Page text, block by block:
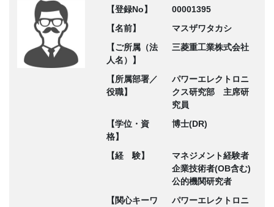
【登録No】
00001395
【名前】
マスザワタカシ
【ご所属（法
人名）】
三菱重工業株式会社
【所属部署／
役職】
パワーエレクトロニ
クス研究部 主席研
究員
【学位・資
格】
博士(DR)
【経 験】
マネジメント経験者
企業技術者(OB含む)
公的機関研究者
【関心キーワ
パワーエレクトロニ